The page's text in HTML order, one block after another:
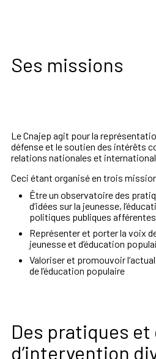
Ses missions
Le Cnajep agit pour la
défense et le soutien des intérêts
relations nationales et
Ceci étant organisé en trois
Être un observatoire des
d’idées sur la jeunesse,
politiques publiques afférentes.
Représenter et porter la voix
jeunesse et d’éducation
Valoriser et promouvoir
de l’éducation populaire
Des pratiques
d’intervention